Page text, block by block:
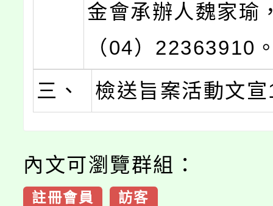
金會承辦人魏家瑜
（04）22363910
三、
檢送旨案活動文
內文可瀏覽群組：
註冊會員 訪客